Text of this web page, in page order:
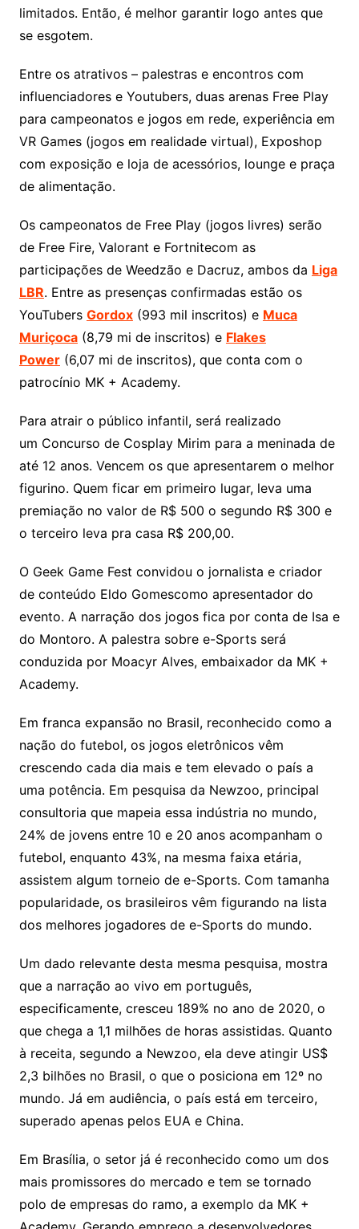
limitados. Então, é melhor garantir logo antes que
se esgotem.
Entre os atrativos – palestras e encontros com
influenciadores e Youtubers, duas arenas Free Play
para campeonatos e jogos em rede, experiência em
VR Games (jogos em realidade virtual), Exposhop
com exposição e loja de acessórios, lounge e praça
de alimentação.
Os campeonatos de Free Play (jogos livres) serão
de Free Fire, Valorant e Fortnitecom as
participações de Weedzão e Dacruz, ambos da Liga
LBR. Entre as presenças confirmadas estão os
YouTubers Gordox(993 mil inscritos) e Muca
Muriçoca(8,79 mi de inscritos) e Flakes
Power(6,07 mi de inscritos), que conta com o
patrocínio MK + Academy.
Para atrair o público infantil, será realizado
um Concurso de Cosplay Mirim para a meninada de
até 12 anos. Vencem os que apresentarem o melhor
figurino. Quem ficar em primeiro lugar, leva uma
premiação no valor de R$ 500 o segundo R$ 300 e
o terceiro leva pra casa R$ 200,00.
O Geek Game Fest convidou o jornalista e criador
de conteúdo Eldo Gomescomo apresentador do
evento. A narração dos jogos fica por conta de Isa e
do Montoro. A palestra sobre e-Sports será
conduzida por Moacyr Alves, embaixador da MK +
Academy.
Em franca expansão no Brasil, reconhecido como a
nação do futebol, os jogos eletrônicos vêm
crescendo cada dia mais e tem elevado o país a
uma potência. Em pesquisa da Newzoo, principal
consultoria que mapeia essa indústria no mundo,
24% de jovens entre 10 e 20 anos acompanham o
futebol, enquanto 43%, na mesma faixa etária,
assistem algum torneio de e-Sports. Com tamanha
popularidade, os brasileiros vêm figurando na lista
dos melhores jogadores de e-Sports do mundo.
Um dado relevante desta mesma pesquisa, mostra
que a narração ao vivo em português,
especificamente, cresceu 189% no ano de 2020, o
que chega a 1,1 milhões de horas assistidas. Quanto
à receita, segundo a Newzoo, ela deve atingir US$
2,3 bilhões no Brasil, o que o posiciona em 12º no
mundo. Já em audiência, o país está em terceiro,
superado apenas pelos EUA e China.
Em Brasília, o setor já é reconhecido como um dos
mais promissores do mercado e tem se tornado
polo de empresas do ramo, a exemplo da MK +